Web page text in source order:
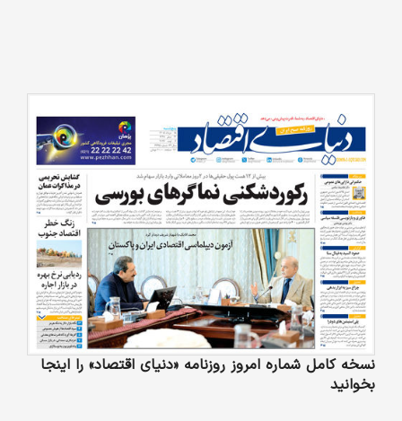
نسخه کامل شماره امروز روزنامه «دنیای‌ اقتصاد» را اینجا
بخوانید